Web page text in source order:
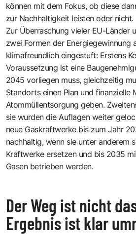
können mit dem Fokus, ob diese
zur Nachhaltigkeit leisten oder nicht.
Zur Überraschung vieler EU-Länder
zwei Formen der Energiegewinnung
klimafreundlich eingestuft: Erstens
Voraussetzung ist eine
2045 vorliegen muss, gleichzeitig
Standorts einen Plan und finanzielle
Atommüllentsorgung geben.
sie wurden die Auflagen weiter
neue Gaskraftwerke bis zum Jahr
nachhaltig, wenn sie unter anderem
Kraftwerke ersetzen und bis 2035
Gasen betrieben werden.
Der Weg ist nicht
Ergebnis ist klar